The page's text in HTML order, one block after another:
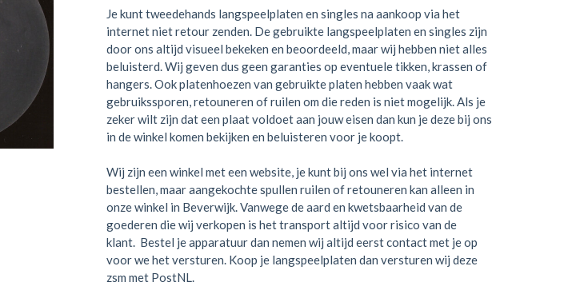
Je kunt tweedehands langspeelplaten en singles na aankoop via het
internet niet retour zenden. De gebruikte langspeelplaten en singles zijn
door ons altijd visueel bekeken en beoordeeld, maar wij hebben niet alles
beluisterd. Wij geven dus geen garanties op eventuele tikken, krassen of
hangers. Ook platenhoezen van gebruikte platen hebben vaak wat
gebruikssporen, retouneren of ruilen om die reden is niet mogelijk. Als je
zeker wilt zijn dat een plaat voldoet aan jouw eisen dan kun je deze bij ons
in de winkel komen bekijken en beluisteren voor je koopt.
Wij zijn een winkel met een website, je kunt bij ons wel via het internet
bestellen, maar aangekochte spullen ruilen of retouneren kan alleen in
onze winkel in Beverwijk. Vanwege de aard en kwetsbaarheid van de
goederen die wij verkopen is het transport altijd voor risico van de
klant. Bestel je apparatuur dan nemen wij altijd eerst contact met je op
voor we het versturen. Koop je langspeelplaten dan versturen wij deze
zsm met PostNL.